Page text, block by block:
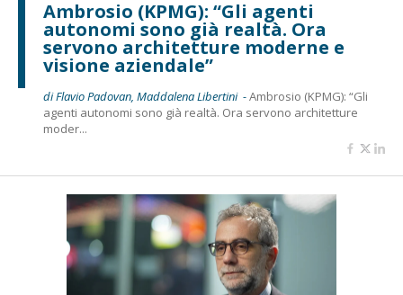
Ambrosio (KPMG): “Gli agenti
autonomi sono già realtà. Ora
servono architetture moderne e
visione aziendale”
di Flavio Padovan, Maddalena Libertini -Ambrosio (KPMG): “Gli
agenti autonomi sono già realtà. Ora servono architetture
moder...